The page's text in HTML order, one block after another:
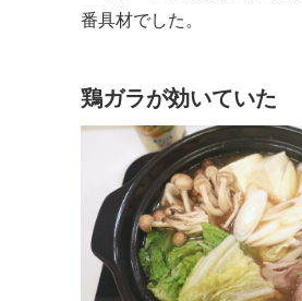
番具材でした。
鶏ガラが効いていた